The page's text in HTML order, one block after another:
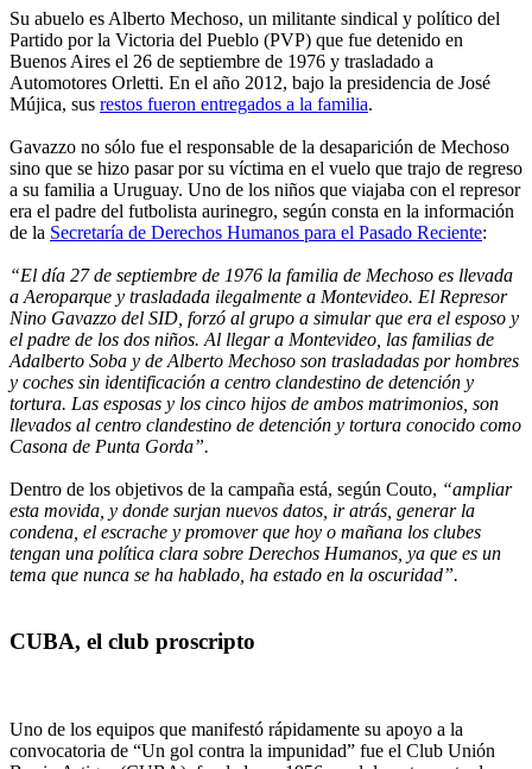
Su abuelo es Alberto Mechoso, un militante sindical y político del
Partido por la Victoria del Pueblo (PVP) que fue detenido en
Buenos Aires el 26 de septiembre de 1976 y trasladado a
Automotores Orletti. En el año 2012, bajo la presidencia de José
Mújica, sus restos fueron entregados a la familia.
Gavazzo no sólo fue el responsable de la desaparición de Mechoso
sino que se hizo pasar por su víctima en el vuelo que trajo de regreso
a su familia a Uruguay. Uno de los niños que viajaba con el represor
era el padre del futbolista aurinegro, según consta en la información
de la Secretaría de Derechos Humanos para el Pasado Reciente:
“El día 27 de septiembre de 1976 la familia de Mechoso es llevada
a Aeroparque y trasladada ilegalmente a Montevideo. El Represor
Nino Gavazzo del SID, forzó al grupo a simular que era el esposo y
el padre de los dos niños. Al llegar a Montevideo, las familias de
Adalberto Soba y de Alberto Mechoso son trasladadas por hombres
y coches sin identificación a centro clandestino de detención y
tortura. Las esposas y los cinco hijos de ambos matrimonios, son
llevados al centro clandestino de detención y tortura conocido como
Casona de Punta Gorda”.
Dentro de los objetivos de la campaña está, según Couto, “ampliar
esta movida, y donde surjan nuevos datos, ir atrás, generar la
condena, el escrache y promover que hoy o mañana los clubes
tengan una política clara sobre Derechos Humanos, ya que es un
tema que nunca se ha hablado, ha estado en la oscuridad”.
CUBA, el club proscripto
Uno de los equipos que manifestó rápidamente su apoyo a la
convocatoria de “Un gol contra la impunidad” fue el Club Unión